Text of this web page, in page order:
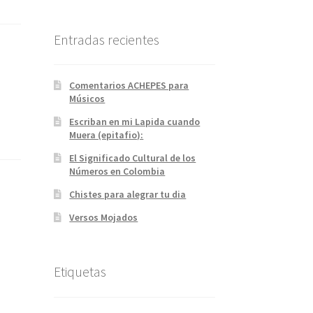
Entradas recientes
Comentarios ACHEPES para
Músicos
Escriban en mi Lapida cuando
Muera (epitafio):
El Significado Cultural de los
Números en Colombia
Chistes para alegrar tu dia
Versos Mojados
Etiquetas